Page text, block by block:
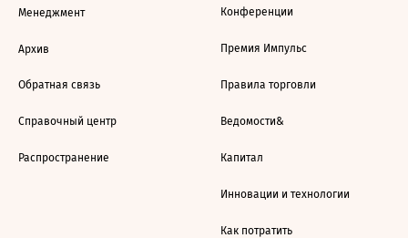
Менеджмент
Архив
Обратная связь
Справочный центр
Распространение
Конференции
Премия Импульс
Правила торговли
Ведомости&
Капитал
Инновации и технологии
Как потратить